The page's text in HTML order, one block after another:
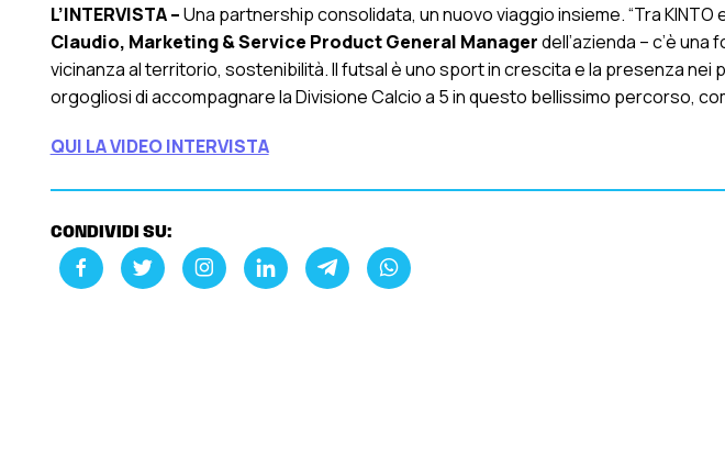
L’INTERVISTA –Una partnership consolidata, un nuovo viaggio insieme. “Tra KINTO
Claudio, Marketing & Service Product General Managerdell’azienda – c’è
vicinanza al territorio, sostenibilità. Il futsal è uno sport in crescita e la presenza nei
orgogliosi di accompagnare la Divisione Calcio a 5 in questo bellissimo percorso,
QUI LA VIDEO INTERVISTA
CONDIVIDI SU: